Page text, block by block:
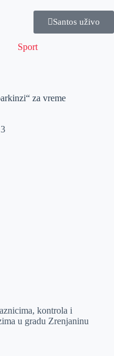
Santos uživo
Sport
za vreme
kontrola i
u gradu Zrenjaninu